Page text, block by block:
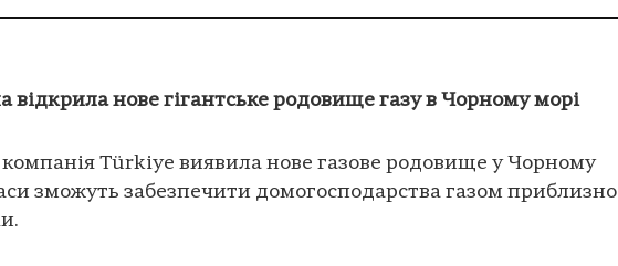
відкрила нове гігантське родовище газу в Чорному морі
Türkiye виявила нове газове родовище у Чорному
зможуть забезпечити домогосподарства газом приблизно